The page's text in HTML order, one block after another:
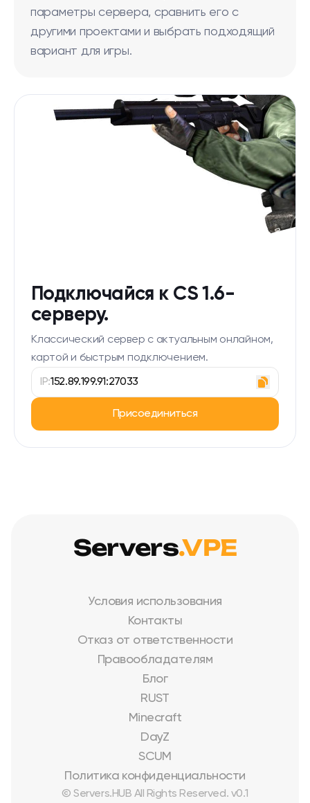
параметры сервера, сравнить его с
другими проектами и выбрать подходящий
вариант для игры.
Подключайся к CS 1.6-
серверу.
Классический сервер с актуальным онлайном,
картой и быстрым подключением.
IP:152.89.199.91:27033
Присоединиться
Условия использования
Контакты
Отказ от ответственности
Правообладателям
Блог
RUST
Minecraft
DayZ
SCUM
Политика конфиденциальности
© Servers.HUB All Rights Reserved. v0.1
Servers.VPE